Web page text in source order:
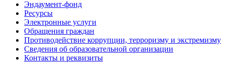
Эндаумент-фонд
Ресурсы
Электронные услуги
Обращения граждан
Противодействие коррупции, терроризму и экстремизму
Сведения об образовательной организации
Контакты и реквизиты